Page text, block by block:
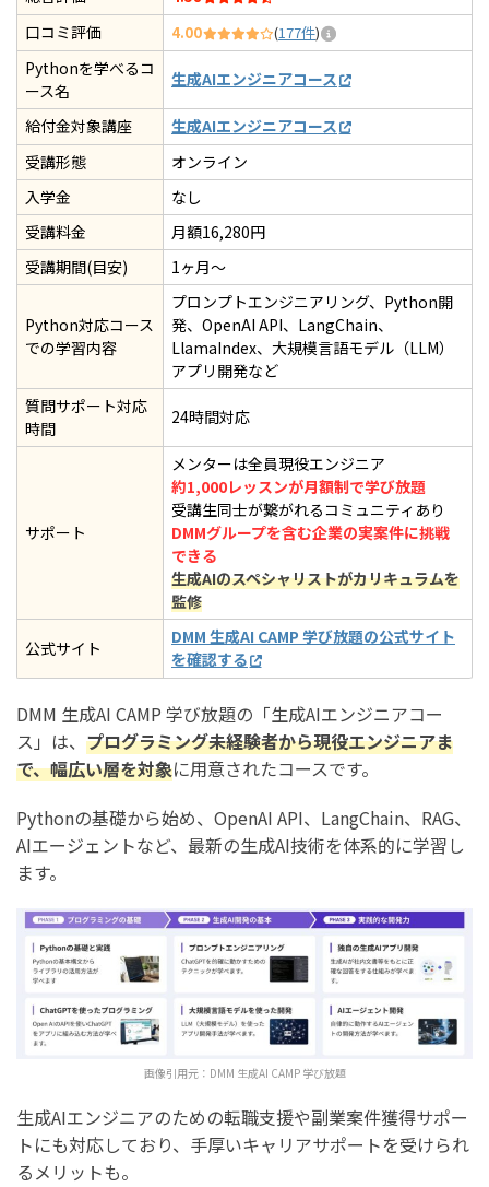
口コミ評価 4.00 (177件)
Pythonを学べるコ
ース名
生成AIエンジニアコース
給付金対象講座
生成AIエンジニアコース
受講形態
オンライン
入学金
なし
受講料金
月額16,280円
受講期間(目安)
1ヶ月〜
Python対応コース
での学習内容
プロンプトエンジニアリング、Python開
発、OpenAI API、LangChain、
LlamaIndex、大規模言語モデル（LLM）
アプリ開発など
質問サポート対応
時間
24時間対応
サポート
メンターは全員現役エンジニア
約1,000レッスンが月額制で学び放題
受講生同士が繋がれるコミュニティあり
DMMグループを含む企業の実案件に挑戦
できる
生成AIのスペシャリストがカリキュラムを
監修
公式サイト
DMM 生成AI CAMP 学び放題の公式サイト
を確認する
DMM 生成AI CAMP 学び放題の「生成AIエンジニアコー
ス」は、 プログラミング未経験者から現役エンジニアま
で、幅広い層を対象に用意されたコースです。
Pythonの基礎から始め、OpenAI API、LangChain、RAG、
AIエージェントなど、最新の生成AI技術を体系的に学習し
ます。
画像引用元： DMM 生成AI CAMP 学び放題
生成AIエンジニアのための転職支援や副業案件獲得サポー
トにも対応しており、手厚いキャリアサポートを受けられ
るメリットも。